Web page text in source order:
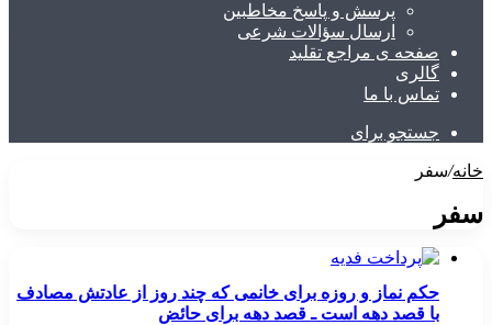
پرسش و پاسخ مخاطبین
ارسال سؤالات شرعی
صفحه ی مراجع تقلید
گالری
تماس با ما
جستجو برای
خانه/سفر
سفر
حکم نماز و روزه برای خانمی که چند روز از عادتش مصادف
با قصد دهه است ـ قصد دهه برای حائض